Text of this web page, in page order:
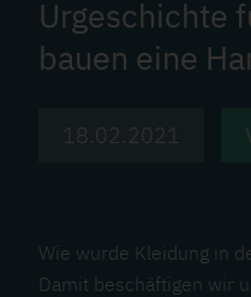
Urgeschichte
bauen eine
18.02.2021
Wie wurde Kleidung in
Damit beschäftigen wir